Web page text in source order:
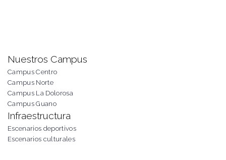
Nuestros Campus
Campus Centro
Campus Norte
Campus La Dolorosa
Campus Guano
Infraestructura
Escenarios deportivos
Escenarios culturales